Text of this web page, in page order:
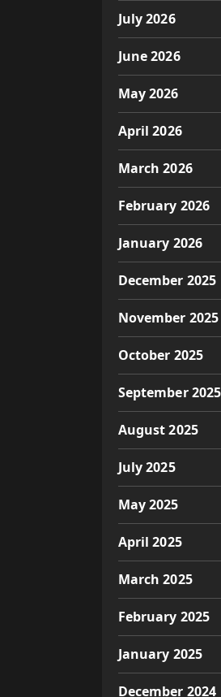
July 2026
June 2026
May 2026
April 2026
March 2026
February 2026
January 2026
December 2025
November 2025
October 2025
September 2025
August 2025
July 2025
May 2025
April 2025
March 2025
February 2025
January 2025
December 2024